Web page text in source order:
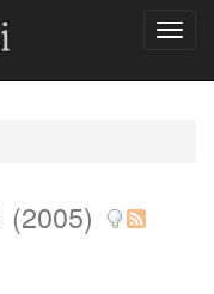
(2005)